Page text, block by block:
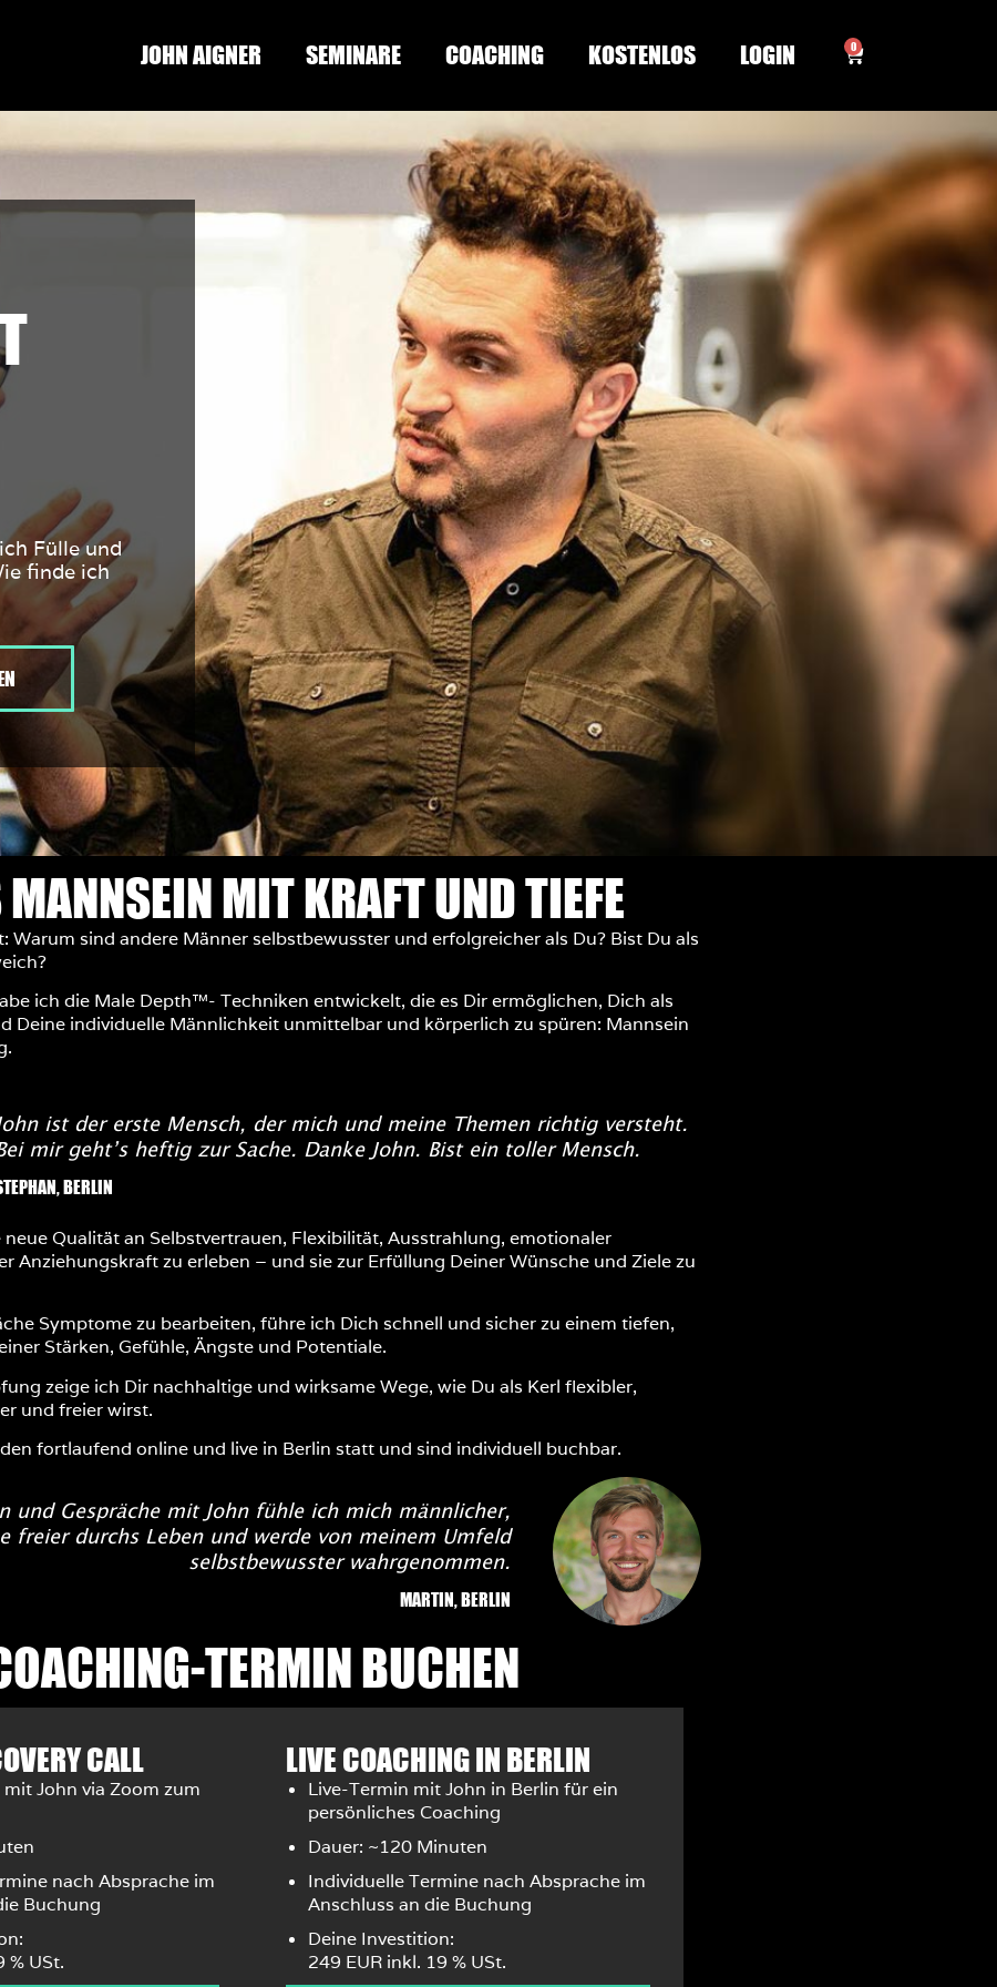
JOHN AIGNER SEMINARE COACHING KOSTENLOS LOGIN 0
Fülle und
finde ich
MANNSEIN MIT KRAFT UND TIEFE
Warum sind andere Männer selbstbewusster und erfolgreicher als Du? Bist Du als
ich die Male Depth™- Techniken entwickelt, die es Dir ermöglichen, Dich als
Deine individuelle Männlichkeit unmittelbar und körperlich zu spüren: Mannsein
ist der erste Mensch, der mich und meine Themen richtig versteht.
mir geht’s heftig zur Sache. Danke John. Bist ein toller Mensch.
BERLIN
neue Qualität an Selbstvertrauen, Flexibilität, Ausstrahlung, emotionaler
Anziehungskraft zu erleben – und sie zur Erfüllung Deiner Wünsche und Ziele zu
Symptome zu bearbeiten, führe ich Dich schnell und sicher zu einem tiefen,
Stärken, Gefühle, Ängste und Potentiale.
zeige ich Dir nachhaltige und wirksame Wege, wie Du als Kerl flexibler,
und freier wirst.
fortlaufend online und live in Berlin statt und sind individuell buchbar.
und Gespräche mit John fühle ich mich männlicher,
freier durchs Leben und werde von meinem Umfeld
selbstbewusster wahrgenommen.
MARTIN, BERLIN
TERMIN BUCHEN
CALL
John via Zoom zum
nach Absprache im
Buchung
% USt.
LIVE COACHING IN BERLIN
Live-Termin mit John in Berlin für ein
persönliches Coaching
Dauer: ~120 Minuten
Individuelle Termine nach Absprache im
Anschluss an die Buchung
Deine Investition:
249 EUR inkl. 19 % USt.